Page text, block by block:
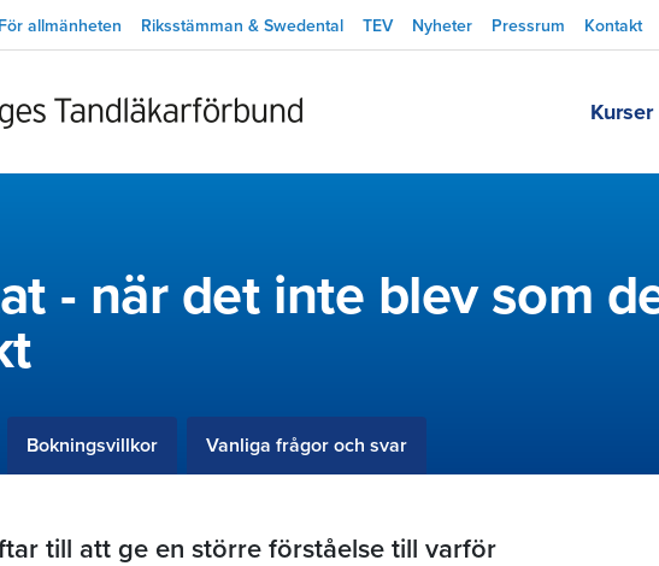
För allmänheten Riksstämman & Swedental TEV Nyheter Pressrum Kontakt
Kurser
- när det inte blev som
Bokningsvillkor Vanliga frågor och svar
till att ge en större förståelse till varför